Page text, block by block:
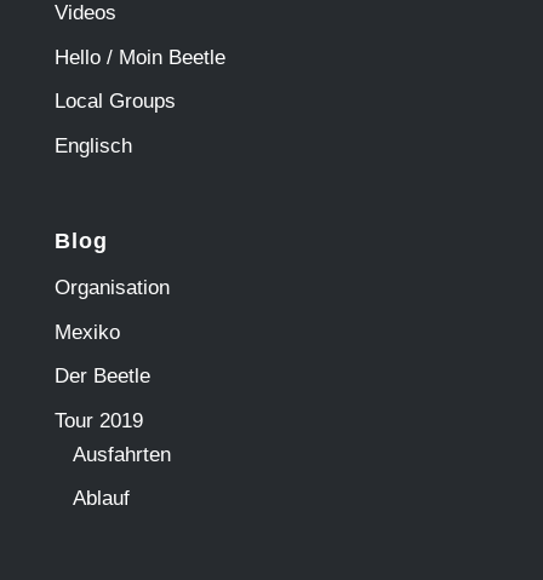
Videos
Hello / Moin Beetle
Local Groups
Englisch
Blog
Organisation
Mexiko
Der Beetle
Tour 2019
Ausfahrten
Ablauf